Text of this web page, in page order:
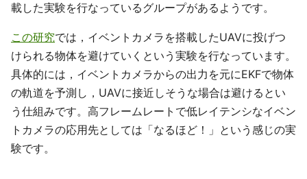
載した実験を行なっているグループがあるようです。
この研究では，イベントカメラを搭載したUAVに投げつ
けられる物体を避けていくという実験を行なっています。
具体的には，イベントカメラからの出力を元にEKFで物体
の軌道を予測し，UAVに接近しそうな場合は避けるとい
う仕組みです。高フレームレートで低レイテンシなイベン
トカメラの応用先としては「なるほど！」という感じの実
験です。